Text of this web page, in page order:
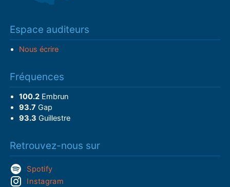
Espace auditeurs
Nous écrire
Fréquences
100.2Embrun
93.7 Gap
93.3 Guillestre
Retrouvez-nous sur
Spotify
Instagram